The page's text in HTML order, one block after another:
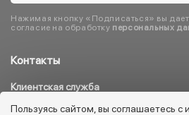
Контакты
Клиентская служба
8 800 333 08 45
Нажимая кнопку «Подписаться» вы
согласие на обработку персональных
Пользуясь сайтом, вы соглашаетесь с